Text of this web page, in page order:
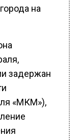
на
задержан
«МКМ»),